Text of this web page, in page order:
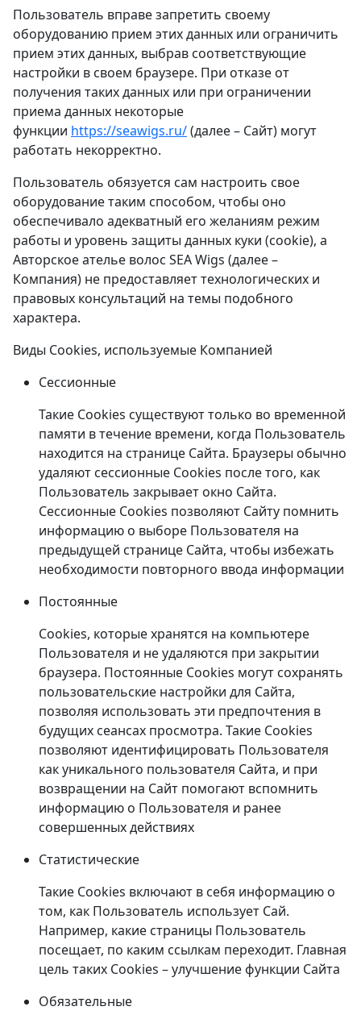
Пользователь вправе запретить своему
оборудованию прием этих данных или ограничить
прием этих данных, выбрав соответствующие
настройки в своем браузере. При отказе от
получения таких данных или при ограничении
приема данных некоторые
функции https://seawigs.ru/(далее – Сайт) могут
работать некорректно.
Пользователь обязуется сам настроить свое
оборудование таким способом, чтобы оно
обеспечивало адекватный его желаниям режим
работы и уровень защиты данных куки (cookie), а
Авторское ателье волос SEA Wigs (далее –
Компания) не предоставляет технологических и
правовых консультаций на темы подобного
характера.
Виды Cookies, используемые Компанией
Сессионные
Такие Cookies существуют только во временной
памяти в течение времени, когда Пользователь
находится на странице Сайта. Браузеры обычно
удаляют сессионные Cookies после того, как
Пользователь закрывает окно Сайта.
Сессионные Cookies позволяют Сайту помнить
информацию о выборе Пользователя на
предыдущей странице Сайта, чтобы избежать
необходимости повторного ввода информации
Постоянные
Cookies, которые хранятся на компьютере
Пользователя и не удаляются при закрытии
браузера. Постоянные Cookies могут сохранять
пользовательские настройки для Сайта,
позволяя использовать эти предпочтения в
будущих сеансах просмотра. Такие Cookies
позволяют идентифицировать Пользователя
как уникального пользователя Сайта, и при
возвращении на Сайт помогают вспомнить
информацию о Пользователя и ранее
совершенных действиях
Статистические
Такие Cookies включают в себя информацию о
том, как Пользователь использует Сай.
Например, какие страницы Пользователь
посещает, по каким ссылкам переходит. Главная
цель таких Cookies – улучшение функции Сайта
Обязательные